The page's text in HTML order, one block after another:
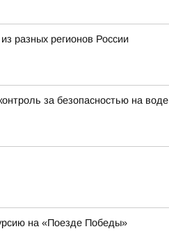
разных регионов России
за безопасностью на воде
на «Поезде Победы»